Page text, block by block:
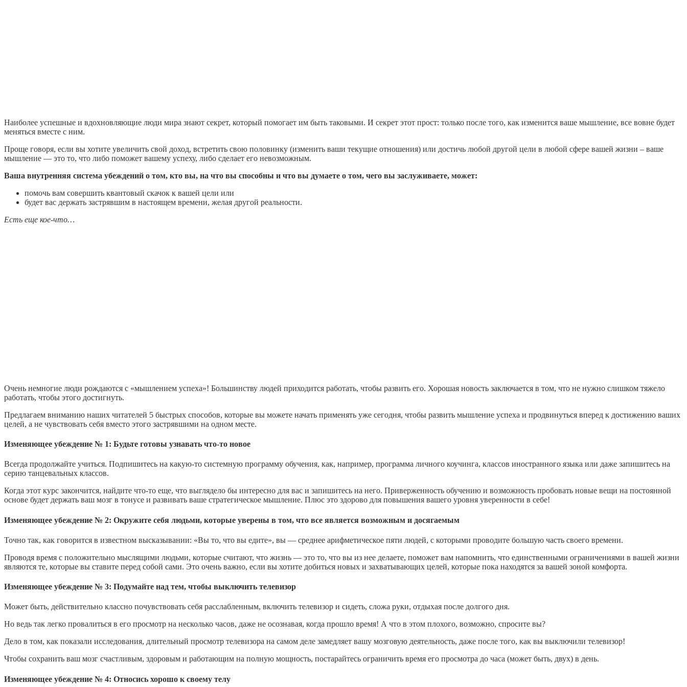
Наиболее успешные и вдохновляющие люди мира знают секрет, который помогает им быть таковыми. И секрет этот прост: только после того, как изменится ваше мышление, все вовне будет
меняться вместе с ним.
Проще говоря, если вы хотите увеличить свой доход, встретить свою половинку (изменить ваши текущие отношения) или достичь любой другой цели в любой сфере вашей жизни – ваше
мышление — это то, что либо поможет вашему успеху, либо сделает его невозможным.
Ваша внутренняя система убеждений о том, кто вы, на что вы способны и что вы думаете о том, чего вы заслуживаете, может:
помочь вам совершить квантовый скачок к вашей цели или
будет вас держать застрявшим в настоящем времени, желая другой реальности.
Есть еще кое-что…
Очень немногие люди рождаются с «мышлением успеха»! Большинству людей приходится работать, чтобы развить его. Хорошая новость заключается в том, что не нужно слишком тяжело
работать, чтобы этого достигнуть.
Предлагаем вниманию наших читателей 5 быстрых способов, которые вы можете начать применять уже сегодня, чтобы развить мышление успеха и продвинуться вперед к достижению ваших
целей, а не чувствовать себя вместо этого застрявшими на одном месте.
Изменяющее убеждение № 1: Будьте готовы узнавать что-то новое
Всегда продолжайте учиться. Подпишитесь на какую-то системную программу обучения, как, например, программа личного коучинга, классов иностранного языка или даже запишитесь на
серию танцевальных классов.
Когда этот курс закончится, найдите что-то еще, что выглядело бы интересно для вас и запишитесь на него. Приверженность обучению и возможность пробовать новые вещи на постоянной
основе будет держать ваш мозг в тонусе и развивать ваше стратегическое мышление. Плюс это здорово для повышения вашего уровня уверенности в себе!
Изменяющее убеждение № 2: Окружите себя людьми, которые уверены в том, что все является возможным и досягаемым
Точно так, как говорится в известном высказывании: «Вы то, что вы едите», вы — среднее арифметическое пяти людей, с которыми проводите большую часть своего времени.
Проводя время с положительно мыслящими людьми, которые считают, что жизнь — это то, что вы из нее делаете, поможет вам напомнить, что единственными ограничениями в вашей жизни
являются те, которые вы ставите перед собой сами. Это очень важно, если вы хотите добиться новых и захватывающих целей, которые пока находятся за вашей зоной комфорта.
Изменяющее убеждение № 3: Подумайте над тем, чтобы выключить телевизор
Может быть, действительно классно почувствовать себя расслабленным, включить телевизор и сидеть, сложа руки, отдыхая после долгого дня.
Но ведь так легко провалиться в его просмотр на несколько часов, даже не осознавая, когда прошло время! А что в этом плохого, возможно, спросите вы?
Дело в том, как показали исследования, длительный просмотр телевизора на самом деле замедляет вашу мозговую деятельность, даже после того, как вы выключили телевизор!
Чтобы сохранить ваш мозг счастливым, здоровым и работающим на полную мощность, постарайтесь ограничить время его просмотра до часа (может быть, двух) в день.
Изменяющее убеждение № 4: Относись хорошо к своему телу